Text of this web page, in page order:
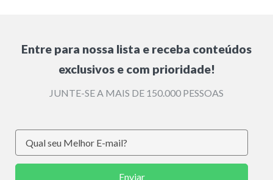
Entre para nossa lista e receba conteúdos
exclusivos e com prioridade!
JUNTE-SE A MAIS DE 150.000 PESSOAS
Enviar